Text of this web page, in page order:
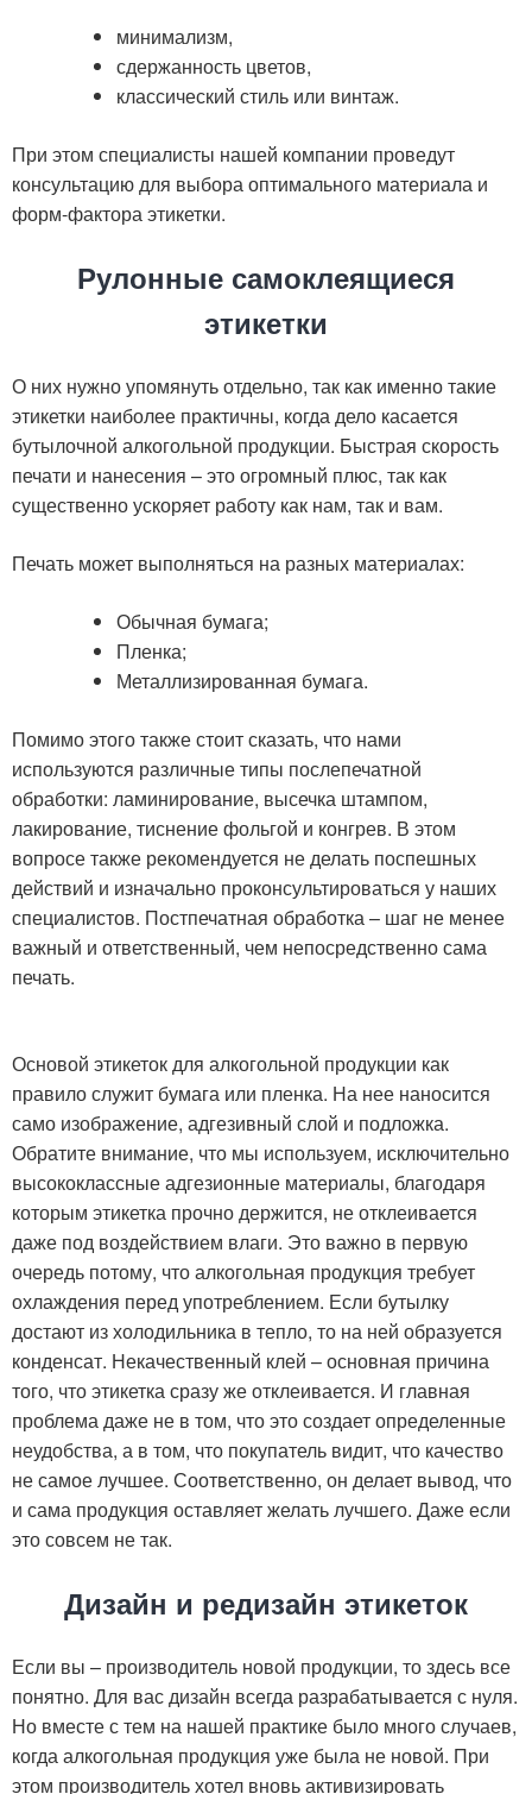
минимализм,
сдержанность цветов,
классический стиль или винтаж.
При этом специалисты нашей компании проведут
консультацию для выбора оптимального материала и
форм-фактора этикетки.
Рулонные самоклеящиеся
этикетки
О них нужно упомянуть отдельно, так как именно такие
этикетки наиболее практичны, когда дело касается
бутылочной алкогольной продукции. Быстрая скорость
печати и нанесения – это огромный плюс, так как
существенно ускоряет работу как нам, так и вам.
Печать может выполняться на разных материалах:
Обычная бумага;
Пленка;
Металлизированная бумага.
Помимо этого также стоит сказать, что нами
используются различные типы послепечатной
обработки: ламинирование, высечка штампом,
лакирование, тиснение фольгой и конгрев. В этом
вопросе также рекомендуется не делать поспешных
действий и изначально проконсультироваться у наших
специалистов. Постпечатная обработка – шаг не менее
важный и ответственный, чем непосредственно сама
печать.
Основой этикеток для алкогольной продукции как
правило служит бумага или пленка. На нее наносится
само изображение, адгезивный слой и подложка.
Обратите внимание, что мы используем, исключительно
высококлассные адгезионные материалы, благодаря
которым этикетка прочно держится, не отклеивается
даже под воздействием влаги. Это важно в первую
очередь потому, что алкогольная продукция требует
охлаждения перед употреблением. Если бутылку
достают из холодильника в тепло, то на ней образуется
конденсат. Некачественный клей – основная причина
того, что этикетка сразу же отклеивается. И главная
проблема даже не в том, что это создает определенные
неудобства, а в том, что покупатель видит, что качество
не самое лучшее. Соответственно, он делает вывод, что
и сама продукция оставляет желать лучшего. Даже если
это совсем не так.
Дизайн и редизайн этикеток
Если вы – производитель новой продукции, то здесь все
понятно. Для вас дизайн всегда разрабатывается с нуля.
Но вместе с тем на нашей практике было много случаев,
когда алкогольная продукция уже была не новой. При
этом производитель хотел вновь активизировать